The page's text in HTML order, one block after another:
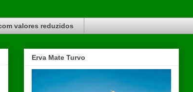
valores reduzidos
Erva Mate Turvo